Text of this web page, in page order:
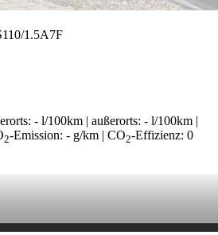
1.5A7F
- l/100km | außerorts: - l/100km |
2-Emission: - g/km | CO2-Effizienz: 0